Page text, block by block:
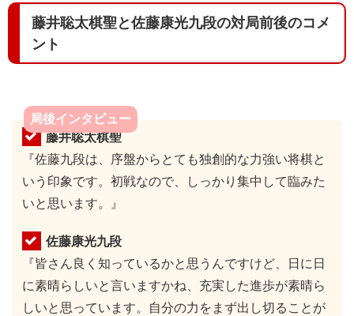
藤井聡太棋聖と佐藤康光九段の対局前後のコメ
ント
局後インタビュー
藤井聡太棋聖
『佐藤九段は、序盤からとても独創的な力強い将棋と
いう印象です。初戦なので、しっかり集中して臨みた
いと思います。』
佐藤康光九段
『皆さん良く知っているかと思うんですけど、日に日
に素晴らしいと言いますかね、充実した進歩が素晴ら
しいと思っています。自分の力をまず出し切ることが